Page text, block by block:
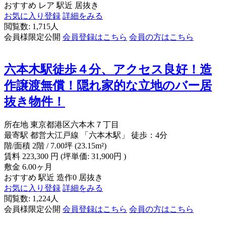
おすすめ レア 駅近 居抜き
お気に入り登録 詳細をみる
閲覧数: 1,715人
会員様限定公開 会員登録はこちら 会員の方はこちら
六本木駅徒歩４分、アクセス良好！造
作譲渡無償！隠れ家的な立地のバー居
抜き物件！
所在地 東京都港区六本木７丁目
最寄駅 都営大江戸線 「六本木駅」 徒歩：4分
階/面積 2階 / 7.00坪 (23.15m²)
賃料 223,300 円 (坪単価: 31,900円 )
敷金 6.00ヶ月
おすすめ 駅近 造作0 居抜き
お気に入り登録 詳細をみる
閲覧数: 1,224人
会員様限定公開 会員登録はこちら 会員の方はこちら